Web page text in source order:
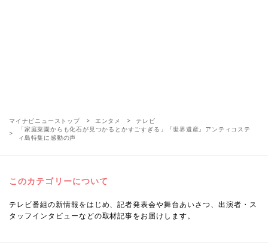
マイナビニューストップ エンタメ
テレビ
「家庭菜園からも化石が見つかるとかすごすぎる」『世界遺産』アンティコステ
ィ島特集に感動の声
このカテゴリーについて
テレビ番組の新情報をはじめ、記者発表会や舞台あいさつ、出演者・ス
タッフインタビューなどの取材記事をお届けします。